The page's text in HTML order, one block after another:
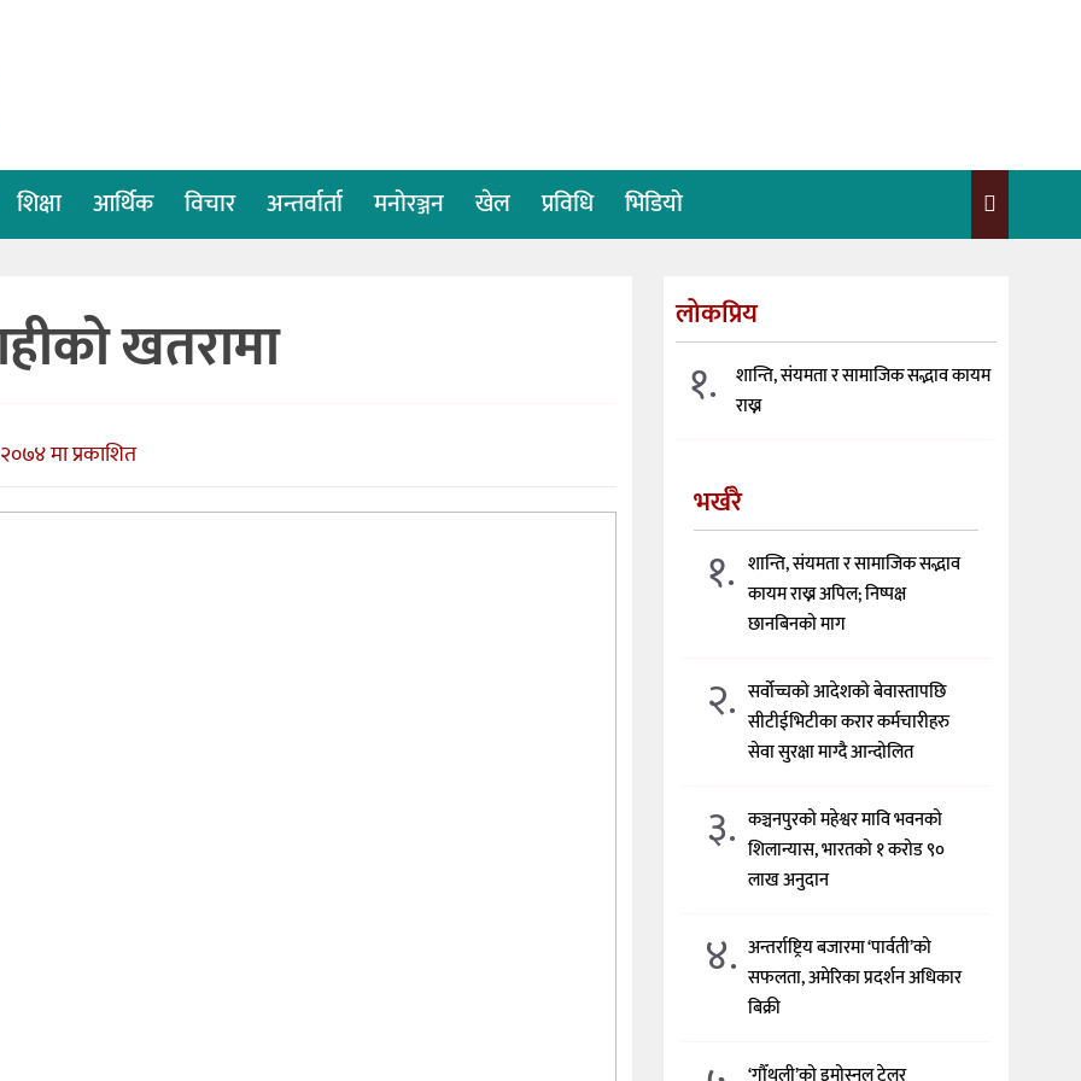
शिक्षा आर्थिक विचार अन्तर्वार्ता मनोरञ्जन खेल प्रविधि भिडियो
खतरामा
मा प्रकाशित
लोकप्रिय
१.
शान्ति, संयमता र सामाजिक सद्भाव कायम
राख्न
भर्खरै
१. शान्ति, संयमता र सामाजिक सद्भाव
कायम राख्न अपिल; निष्पक्ष
छानबिनको माग
२. सर्वोच्चको आदेशको बेवास्तापछि
सीटीईभिटीका करार कर्मचारीहरु
सेवा सुरक्षा माग्दै आन्दोलित
३. कञ्चनपुरको महेश्वर मावि भवनको
शिलान्यास, भारतको १ करोड ९०
लाख अनुदान
४. अन्तर्राष्ट्रिय बजारमा ‘पार्वती’को
सफलता, अमेरिका प्रदर्शन अधिकार
बिक्री